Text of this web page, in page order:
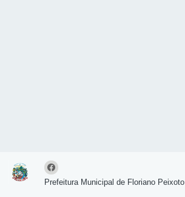
Prefeitura Municipal de Floriano Peixoto